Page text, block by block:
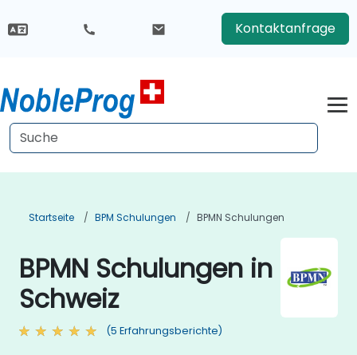
Kontaktanfrage
Startseite BPM Schulungen BPMN Schulungen
BPMN Schulungen in
Schweiz
(5 Erfahrungsberichte)